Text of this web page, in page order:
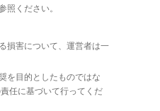
照ください。
損害について、運営者は一
を目的としたものではな
任に基づいて行ってくだ